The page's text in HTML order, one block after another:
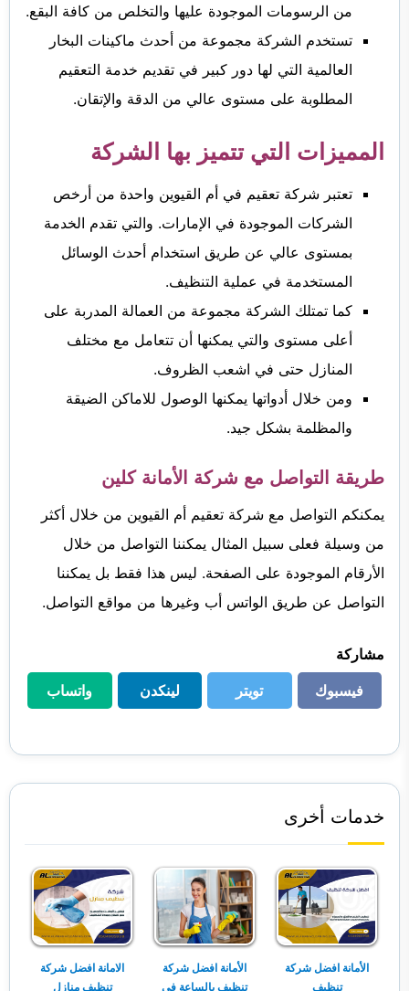
من الرسومات الموجودة عليها والتخلص من كافة البقع.
تستخدم الشركة مجموعة من أحدث ماكينات البخار
العالمية التي لها دور كبير في تقديم خدمة التعقيم
المطلوبة على مستوى عالي من الدقة والإتقان.
المميزات التي تتميز بها الشركة
تعتبر شركة تعقيم في أم القيوين واحدة من أرخص
الشركات الموجودة في الإمارات. والتي تقدم الخدمة
بمستوى عالي عن طريق استخدام أحدث الوسائل
المستخدمة في عملية التنظيف.
كما تمتلك الشركة مجموعة من العمالة المدربة على
أعلى مستوى والتي يمكنها أن تتعامل مع مختلف
المنازل حتى في اشعب الظروف.
ومن خلال أدواتها يمكنها الوصول للاماكن الضيقة
والمظلمة بشكل جيد.
طريقة التواصل مع شركة الأمانة كلين
يمكنكم التواصل مع شركة تعقيم أم القيوين من خلال أكثر
من وسيلة فعلى سبيل المثال يمكننا التواصل من خلال
الأرقام الموجودة على الصفحة. ليس هذا فقط بل يمكننا
التواصل عن طريق الواتس أب وغيرها من مواقع التواصل.
مشاركة
فيسبوك
فيسبوك
تويتر
تويتر
لينكدن
لينكدن
واتساب
واتساب
خدمات أخرى
الأمانة افضل شركة
تنظيف
الأمانة افضل شركة
تنظيف بالساعة في
الامانة افضل شركة
تنظيف منازل